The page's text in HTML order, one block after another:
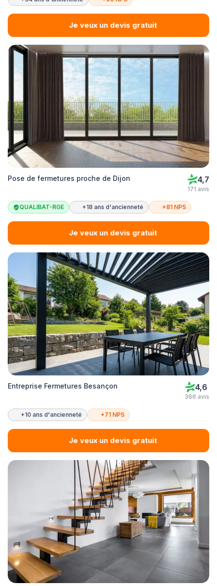
Je veux un devis gratuit
Pose de fermetures proche de Dijon 4,7
171 avis
QUALIBAT-RGE +18 ans d'ancienneté +81 NPS
Je veux un devis gratuit
Entreprise Fermetures Besançon 4,6
366 avis
+10 ans d'ancienneté +71 NPS
Je veux un devis gratuit